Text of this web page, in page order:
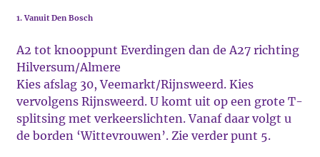
1. Vanuit Den Bosch
A2 tot knooppunt Everdingen dan de A27 richting
Hilversum/Almere
Kies afslag 30, Veemarkt/Rijnsweerd. Kies
vervolgens Rijnsweerd. U komt uit op een grote T-
splitsing met verkeerslichten. Vanaf daar volgt u
de borden ‘Wittevrouwen’. Zie verder punt 5.